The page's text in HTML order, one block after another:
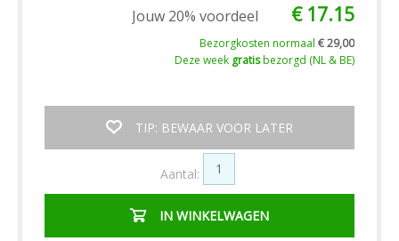
Jouw 20% voordeel € 17.15
Bezorgkosten normaal € 29,00
Deze week gratisbezorgd (NL & BE)
TIP: BEWAAR VOOR LATER
Aantal:
IN WINKELWAGEN